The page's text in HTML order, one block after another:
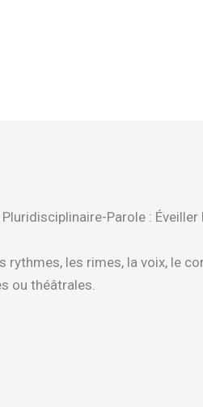
Parole : Éveiller
les rimes, la voix, le
ou théâtrales.